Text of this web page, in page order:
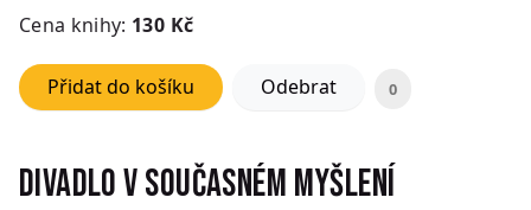
Cena knihy: 130 Kč
Přidat do košíku Odebrat 0
Divadlo v současném myšlení